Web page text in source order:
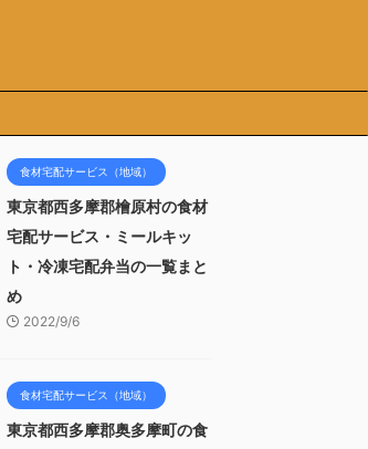
食材宅配サービス（地域）
東京都西多摩郡檜原村の食材
宅配サービス・ミールキッ
ト・冷凍宅配弁当の一覧まと
め
2022/9/6
食材宅配サービス（地域）
東京都西多摩郡奥多摩町の食